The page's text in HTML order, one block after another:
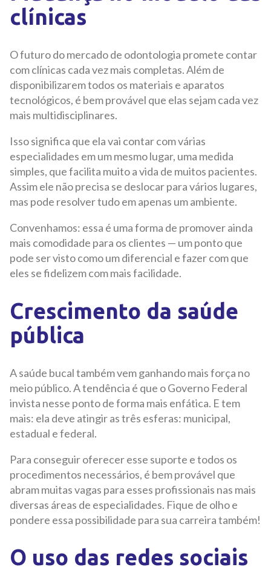
clínicas
O futuro do mercado de odontologia promete contar
com clínicas cada vez mais completas. Além de
disponibilizarem todos os materiais e aparatos
tecnológicos, é bem provável que elas sejam cada vez
mais multidisciplinares.
Isso significa que ela vai contar com várias
especialidades em um mesmo lugar, uma medida
simples, que facilita muito a vida de muitos pacientes.
Assim ele não precisa se deslocar para vários lugares,
mas pode resolver tudo em apenas um ambiente.
Convenhamos: essa é uma forma de promover ainda
mais comodidade para os clientes — um ponto que
pode ser visto como um diferencial e fazer com que
eles se fidelizem com mais facilidade.
Crescimento da saúde
pública
A saúde bucal também vem ganhando mais força no
meio público. A tendência é que o Governo Federal
invista nesse ponto de forma mais enfática. E tem
mais: ela deve atingir as três esferas: municipal,
estadual e federal.
Para conseguir oferecer esse suporte e todos os
procedimentos necessários, é bem provável que
abram muitas vagas para esses profissionais nas mais
diversas áreas de especialidades. Fique de olho e
pondere essa possibilidade para sua carreira também!
O uso das redes sociais